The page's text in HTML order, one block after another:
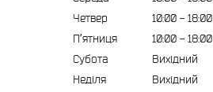
Четвер
10:00
18:00
Пʼятниця
10:00
18:00
Субота
Вихідний
Неділя
Вихідний